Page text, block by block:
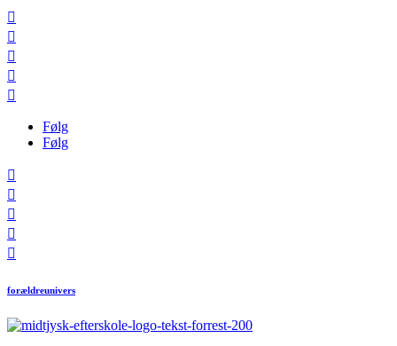





Følg
Følg





forældreunivers